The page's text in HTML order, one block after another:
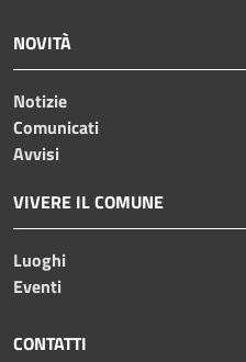
NOVITÀ
Notizie
Comunicati
Avvisi
VIVERE IL COMUNE
Luoghi
Eventi
CONTATTI